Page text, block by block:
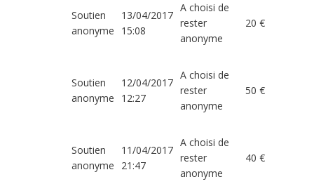
Soutien
anonyme
13/04/2017
15:08
A choisi de
rester
anonyme
20 €
Soutien
anonyme
12/04/2017
12:27
A choisi de
rester
anonyme
50 €
Soutien
anonyme
11/04/2017
21:47
A choisi de
rester
anonyme
40 €